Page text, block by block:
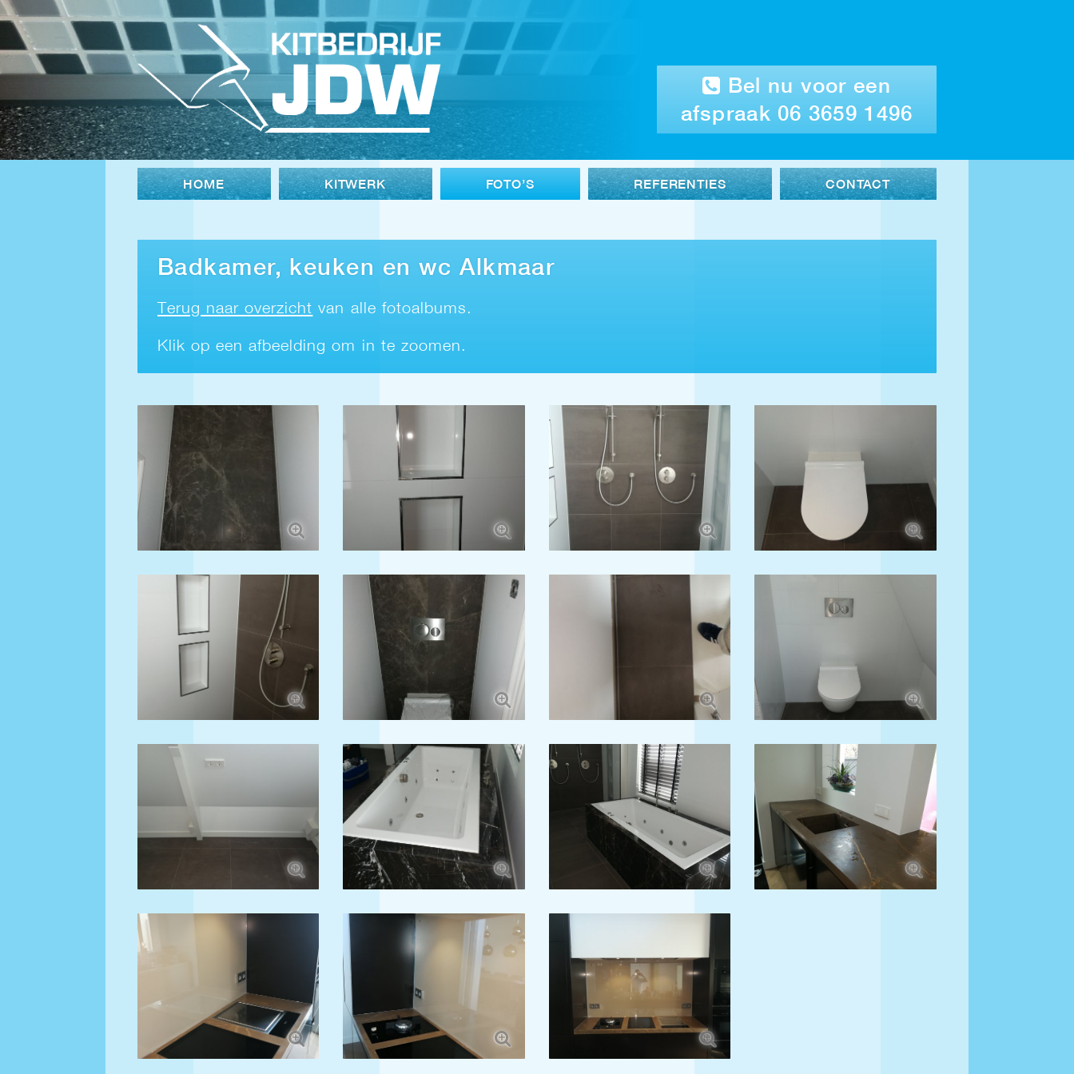
Bel nu voor een
afspraak 06 3659 1496
HOME KITWERK FOTO’S REFERENTIES CONTACT
Badkamer, keuken en wc Alkmaar
Terug naar overzicht van alle fotoalbums.
Klik op een afbeelding om in te zoomen.